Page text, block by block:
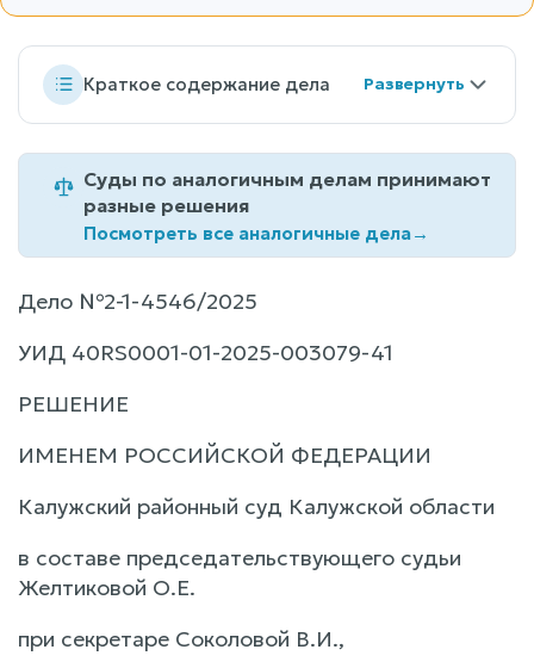
Краткое содержание дела
Суды по аналогичным делам принимают
разные решения
Посмотреть все аналогичные дела→
Дело №2-1-4546/2025
УИД 40RS0001-01-2025-003079-41
РЕШЕНИЕ
ИМЕНЕМ РОССИЙСКОЙ ФЕДЕРАЦИИ
Калужский районный суд Калужской области
в составе председательствующего судьи
Желтиковой О.Е.
при секретаре Соколовой В.И.,